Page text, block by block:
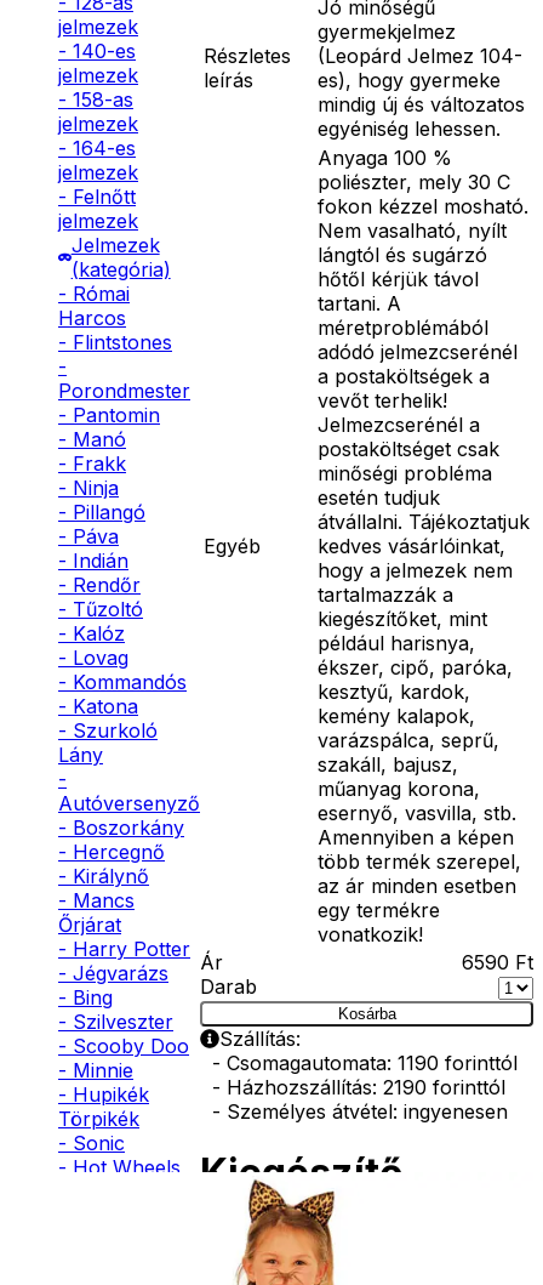
jelmezek
- 140-es
jelmezek
- 158-as
jelmezek
- 164-es
jelmezek
- Felnőtt
jelmezek
Jelmezek
(kategória)
- Római
Harcos
- Flintstones
-
Porondmester
- Pantomin
- Manó
- Frakk
- Ninja
- Pillangó
- Páva
- Indián
- Rendőr
- Tűzoltó
- Kalóz
- Lovag
- Kommandós
- Katona
- Szurkoló
Lány
-
Autóversenyző
- Boszorkány
- Hercegnő
- Királynő
- Mancs
Őrjárat
- Harry Potter
- Jégvarázs
- Bing
- Szilveszter
- Scooby Doo
- Minnie
- Hupikék
Törpikék
- Sonic
- Hot Wheels
Részletes
leírás
Jó minőségű
gyermekjelmez
(Leopárd Jelmez 104-
es), hogy gyermeke
mindig új és változatos
egyéniség lehessen.
Egyéb
Anyaga 100 %
poliészter, mely 30 C
fokon kézzel mosható.
Nem vasalható, nyílt
lángtól és sugárzó
hőtől kérjük távol
tartani. A
méretproblémából
adódó jelmezcserénél
a postaköltségek a
vevőt terhelik!
Jelmezcserénél a
postaköltséget csak
minőségi probléma
esetén tudjuk
átvállalni. Tájékoztatjuk
kedves vásárlóinkat,
hogy a jelmezek nem
tartalmazzák a
kiegészítőket, mint
például harisnya,
ékszer, cipő, paróka,
kesztyű, kardok,
kemény kalapok,
varázspálca, seprű,
szakáll, bajusz,
műanyag korona,
esernyő, vasvilla, stb.
Amennyiben a képen
több termék szerepel,
az ár minden esetben
egy termékre
vonatkozik!
Ár
6590 Ft
Darab
Kosárba
Szállítás:
- Csomagautomata: 1190 forinttól
- Házhozszállítás: 2190 forinttól
- Személyes átvétel: ingyenesen
Kiegészítő
termékek